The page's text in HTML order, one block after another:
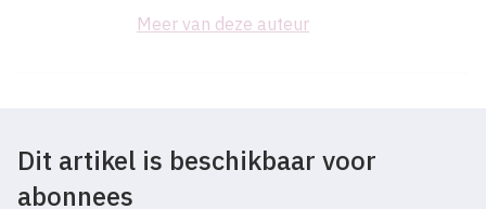
Meer van deze auteur
Dit artikel is beschikbaar voor
abonnees